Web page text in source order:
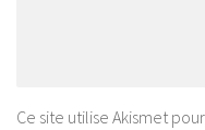
Ce site utilise Akismet